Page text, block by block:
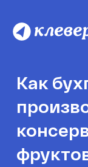
Как